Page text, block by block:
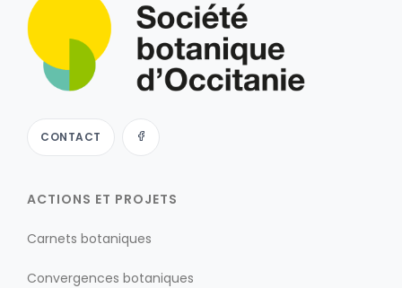
CONTACT
ACTIONS ET PROJETS
Carnets botaniques
Convergences botaniques